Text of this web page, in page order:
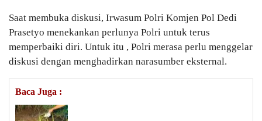
Saat membuka diskusi, Irwasum Polri Komjen Pol Dedi
Prasetyo menekankan perlunya Polri untuk terus
memperbaiki diri. Untuk itu , Polri merasa perlu menggelar
diskusi dengan menghadirkan narasumber eksternal.
Baca Juga :